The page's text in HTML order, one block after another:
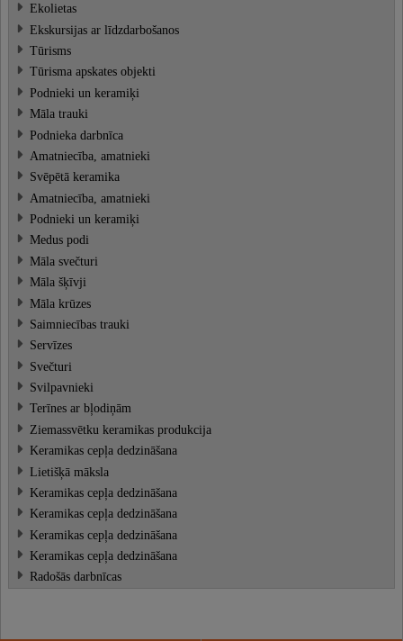
Ekolietas
Ekskursijas ar līdzdarbošanos
Tūrisms
Tūrisma apskates objekti
Podnieki un keramiķi
Māla trauki
Podnieka darbnīca
Amatniecība, amatnieki
Svēpētā keramika
Amatniecība, amatnieki
Podnieki un keramiķi
Medus podi
Māla svečturi
Māla šķīvji
Māla krūzes
Saimniecības trauki
Servīzes
Svečturi
Svilpavnieki
Terīnes ar bļodiņām
Ziemassvētku keramikas produkcija
Keramikas cepļa dedzināšana
Lietišķā māksla
Keramikas cepļa dedzināšana
Keramikas cepļa dedzināšana
Keramikas cepļa dedzināšana
Keramikas cepļa dedzināšana
Radošās darbnīcas